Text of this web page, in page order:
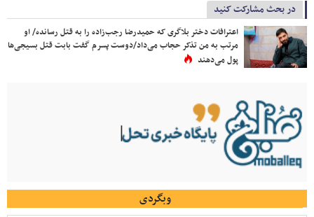
در بحث مشارکت کنید
اعترافات دختر بلاگری که حمیدرضا رجب‌زاده را به قتل رسانده/ او
مرتب به من تذکر حجاب می‌داد/دوست پسرم گفت بابت قتل بسیجی‌ها
پول می‌دهند
وبگردی